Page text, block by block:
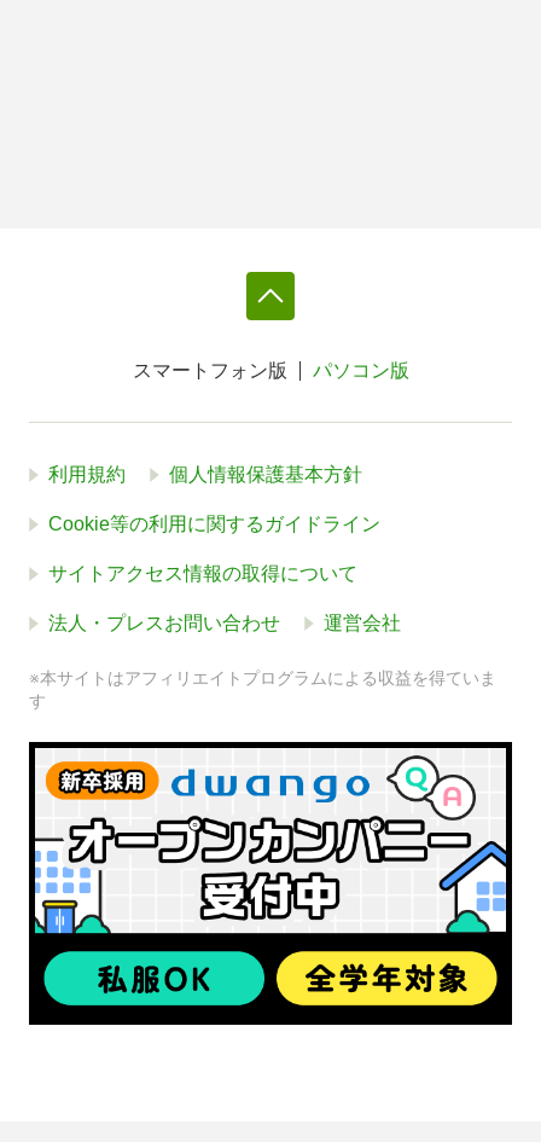
スマートフォン版 パソコン版
利用規約 個人情報保護基本方針
Cookie等の利用に関するガイドライン
サイトアクセス情報の取得について
法人・プレスお問い合わせ 運営会社
※本サイトはアフィリエイトプログラムによる収益を得ていま
す